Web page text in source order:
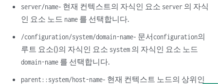
server/name- 현재 컨텍스트의 자식인 요소 server 의 자식
인 요소 노드 name 를 선택합니다.
/configuration/system/domain-name- 문서configuration의
루트 요소()의 자식인 요소 system 의 자식인 요소 노드
domain-name 를 선택합니다.
parent::system/host-name- 현재 컨텍스트 노드의 상위인